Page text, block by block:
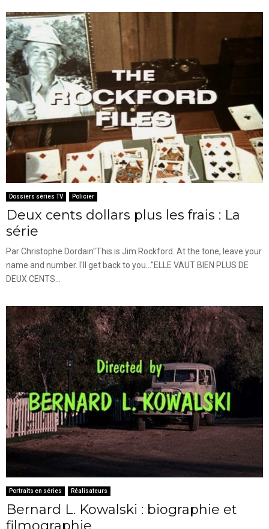
Dossiers séries TV Policier
Deux cents dollars plus les frais : La
série
Par Christophe Dordain"This is Jim Rockford. At the tone, leave your
name and number. I'll get back to you..."ELLE VAUT BIEN PLUS DE
DEUX CENTS...
Portraits en séries Réalisateurs
Bernard L. Kowalski : biographie et
filmographie